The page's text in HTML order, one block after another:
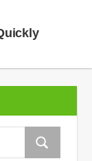
Zoeken